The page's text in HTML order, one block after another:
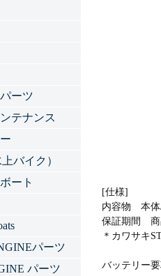
[仕様]
内容物 本体
保証期間 商
＊カワサキ
バッテリー
ーツ
テナンス
バイク）
ート
パーツ
パーツ